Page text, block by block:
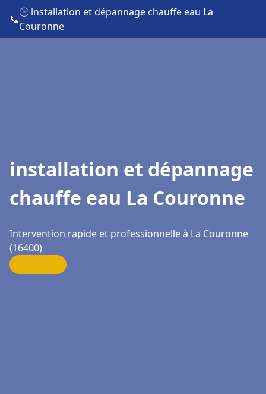
📞
🕒 installation et dépannage chauffe eau La
Couronne
installation et dépannage
chauffe eau La Couronne
Intervention rapide et professionnelle à La Couronne
(16400)